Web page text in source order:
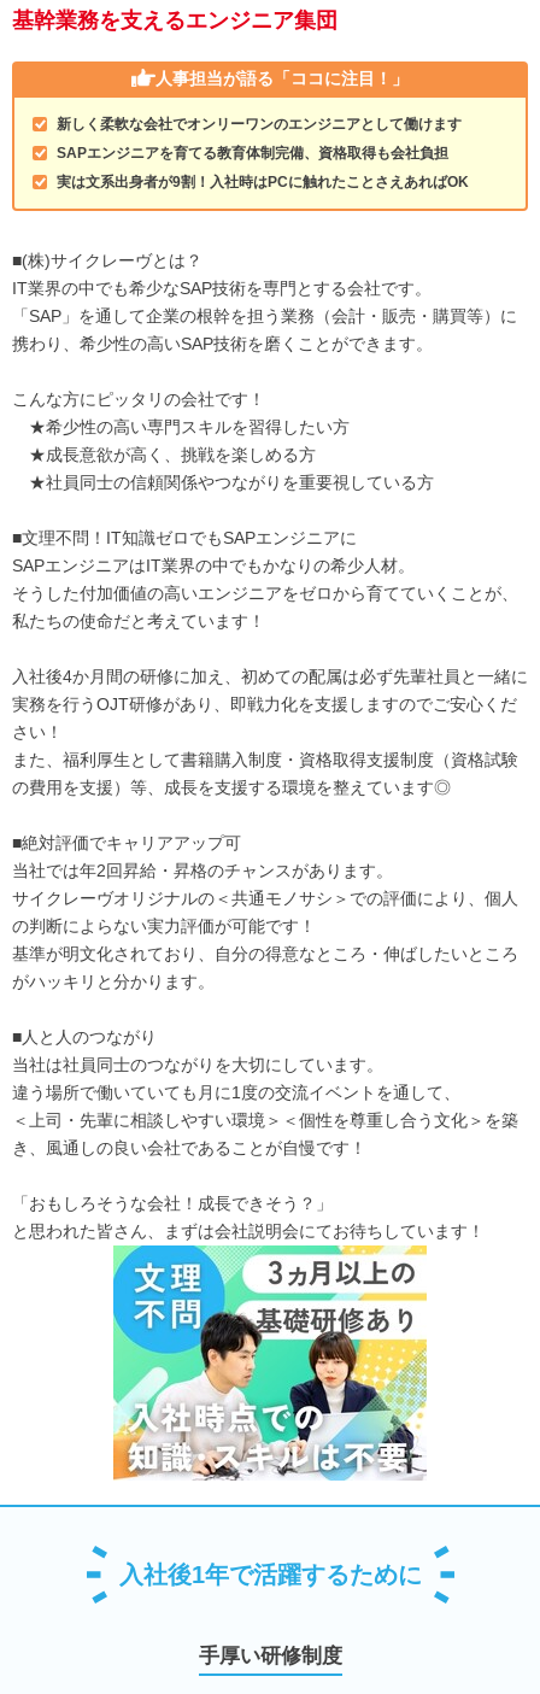
基幹業務を支えるエンジニア集団
人事担当が語る 「ココに注目！」
新しく柔軟な会社でオンリーワンのエンジニアとして働けます
SAPエンジニアを育てる教育体制完備、資格取得も会社負担
実は文系出身者が9割！入社時はPCに触れたことさえあればOK
■(株)サイクレーヴとは？
IT業界の中でも希少なSAP技術を専門とする会社です。
「SAP」を通して企業の根幹を担う業務（会計・販売・購買等）に
携わり、希少性の高いSAP技術を磨くことができます。
こんな方にピッタリの会社です！
★希少性の高い専門スキルを習得したい方
★成長意欲が高く、挑戦を楽しめる方
★社員同士の信頼関係やつながりを重要視している方
■文理不問！IT知識ゼロでもSAPエンジニアに
SAPエンジニアはIT業界の中でもかなりの希少人材。
そうした付加価値の高いエンジニアをゼロから育てていくことが、
私たちの使命だと考えています！
入社後4か月間の研修に加え、初めての配属は必ず先輩社員と一緒に
実務を行うOJT研修があり、即戦力化を支援しますのでご安心くだ
さい！
また、福利厚生として書籍購入制度・資格取得支援制度（資格試験
の費用を支援）等、成長を支援する環境を整えています◎
■絶対評価でキャリアアップ可
当社では年2回昇給・昇格のチャンスがあります。
サイクレーヴオリジナルの＜共通モノサシ＞での評価により、個人
の判断によらない実力評価が可能です！
基準が明文化されており、自分の得意なところ・伸ばしたいところ
がハッキリと分かります。
■人と人のつながり
当社は社員同士のつながりを大切にしています。
違う場所で働いていても月に1度の交流イベントを通して、
＜上司・先輩に相談しやすい環境＞＜個性を尊重し合う文化＞を築
き、風通しの良い会社であることが自慢です！
「おもしろそうな会社！成長できそう？」
と思われた皆さん、まずは会社説明会にてお待ちしています！
入社後1年で活躍するために
手厚い研修制度